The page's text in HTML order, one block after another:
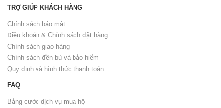
TRỢ GIÚP KHÁCH HÀNG
Chính sách bảo mật
Điều khoản & Chính sách đặt hàng
Chính sách giao hàng
Chính sách đền bù và bảo hiểm
Quy định và hình thức thanh toán
FAQ
Bảng cước dịch vụ mua hộ